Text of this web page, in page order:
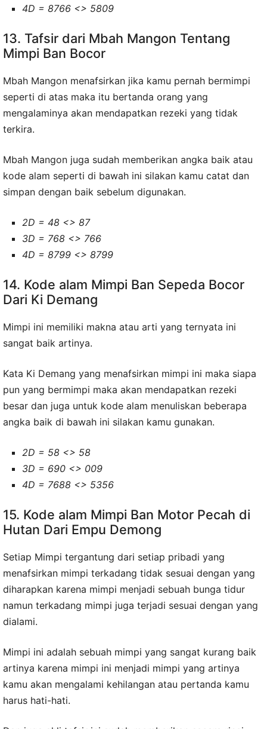
4D = 8766 <> 5809
13. Tafsir dari Mbah Mangon Tentang
Mimpi Ban Bocor
Mbah Mangon menafsirkan jika kamu pernah bermimpi
seperti di atas maka itu bertanda orang yang
mengalaminya akan mendapatkan rezeki yang tidak
terkira.
Mbah Mangon juga sudah memberikan angka baik atau
kode alam seperti di bawah ini silakan kamu catat dan
simpan dengan baik sebelum digunakan.
2D = 48 <> 87
3D = 768 <> 766
4D = 8799 <> 8799
14. Kode alam Mimpi Ban Sepeda Bocor
Dari Ki Demang
Mimpi ini memiliki makna atau arti yang ternyata ini
sangat baik artinya.
Kata Ki Demang yang menafsirkan mimpi ini maka siapa
pun yang bermimpi maka akan mendapatkan rezeki
besar dan juga untuk kode alam menuliskan beberapa
angka baik di bawah ini silakan kamu gunakan.
2D = 58 <> 58
3D = 690 <> 009
4D = 7688 <> 5356
15. Kode alam Mimpi Ban Motor Pecah di
Hutan Dari Empu Demong
Setiap Mimpi tergantung dari setiap pribadi yang
menafsirkan mimpi terkadang tidak sesuai dengan yang
diharapkan karena mimpi menjadi sebuah bunga tidur
namun terkadang mimpi juga terjadi sesuai dengan yang
dialami.
Mimpi ini adalah sebuah mimpi yang sangat kurang baik
artinya karena mimpi ini menjadi mimpi yang artinya
kamu akan mengalami kehilangan atau pertanda kamu
harus hati-hati.